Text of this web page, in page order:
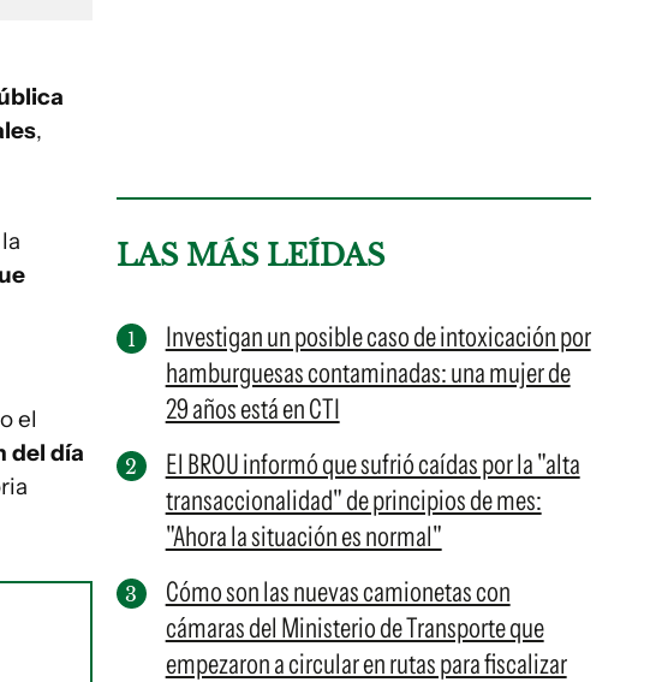
,
el
del día
LAS MÁS LEÍDAS
Investigan un posible caso de intoxicación por
hamburguesas contaminadas: una mujer de
29 años está en CTI
El BROU informó que sufrió caídas por la "alta
transaccionalidad" de principios de mes:
"Ahora la situación es normal"
Cómo son las nuevas camionetas con
cámaras del Ministerio de Transporte que
empezaron a circular en rutas para fiscalizar